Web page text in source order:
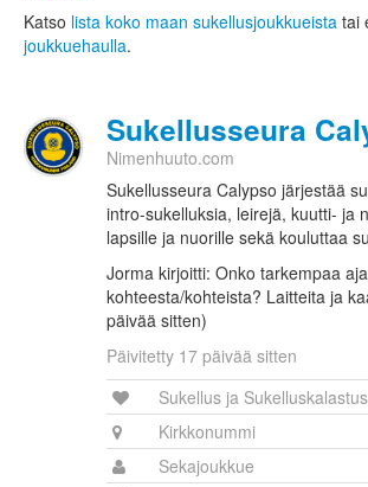
Katso lista koko maan sukellusjoukkueista tai
joukkuehaulla.
Sukellusseura
Nimenhuuto.com
Sukellusseura Calypso järjestää
intro-sukelluksia, leirejä, kuutti- ja
lapsille ja nuorille sekä kouluttaa
Jorma kirjoitti: Onko tarkempaa
kohteesta/kohteista? Laitteita ja
päivää sitten)
Päivitetty 17 päivää sitten
Sukellus ja Sukelluskalastus
Kirkkonummi
Sekajoukkue